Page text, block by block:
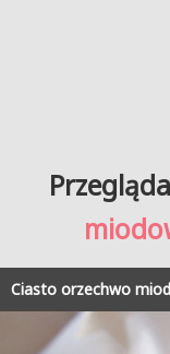
Ciasto orzechwo